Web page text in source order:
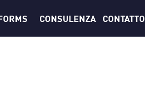
CONSULENZA CONTATTO